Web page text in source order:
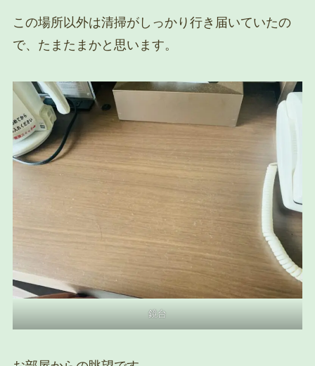
この場所以外は清掃がしっかり行き届いていたの
で、たまたまかと思います。
鏡台